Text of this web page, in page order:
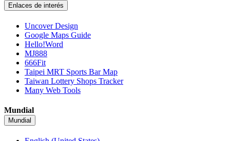
Enlaces de interés
Uncover Design
Google Maps Guide
Hello!Word
MJ888
666Fit
Taipei MRT Sports Bar Map
Taiwan Lottery Shops Tracker
Many Web Tools
Mundial
Mundial